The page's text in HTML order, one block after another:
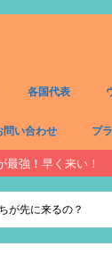
各国代表
問い合わせ プ
最強！早く来い！
が先に来るの？